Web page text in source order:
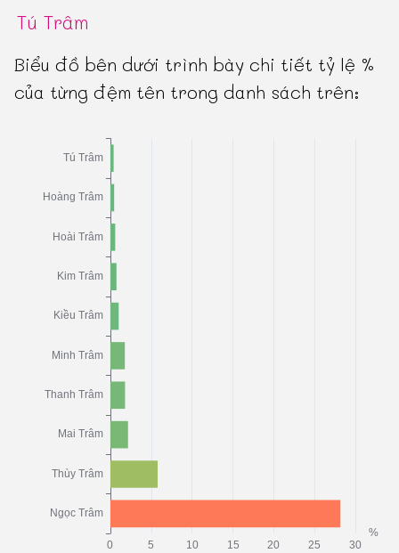
Tú Trâm
Biểu đồ bên dưới trình bày chi tiết tỷ lệ %
của từng đệm tên trong danh sách trên: